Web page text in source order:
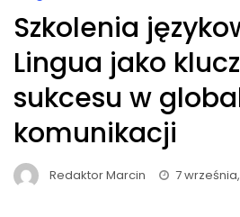
Szkolenia
Lingua jako
sukcesu w
komunikacji
Redaktor Marcin 7